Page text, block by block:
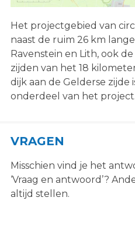
Het projectgebied van
naast de ruim 26 km
Ravenstein en Lith, ook
zijden van het 18
dijk aan de Gelderse zijde
onderdeel van het project.
VRAGEN
Misschien vind je het
‘Vraag en antwoord’?
altijd stellen.